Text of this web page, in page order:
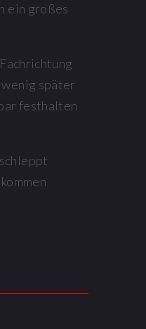
ein großes
wenig später
festhalten